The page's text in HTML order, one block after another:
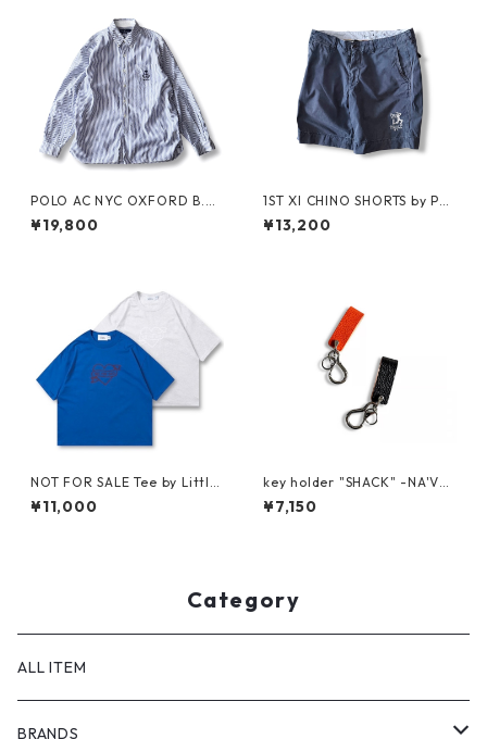
POLO AC NYC OXFORD B.D.
SHIRT by Polo Ralph Lauren
¥19,800
1ST XI CHINO SHORTS by Pol
o Ralph Lauren
¥13,200
NOT FOR SALE Tee by Little
Yarmouth
¥11,000
key holder "SHACK" -NA'VV
Y-
¥7,150
Category
ALL ITEM
BRANDS